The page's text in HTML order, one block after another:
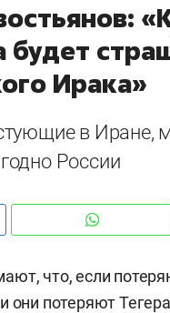
будет
Ирака»
в Иране,
России
что, если
они потеряют